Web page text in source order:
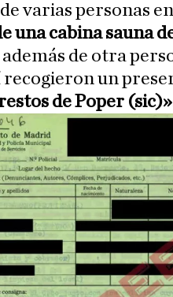
varias personas
una cabina sauna
además de otra
un
de Poper (sic)»